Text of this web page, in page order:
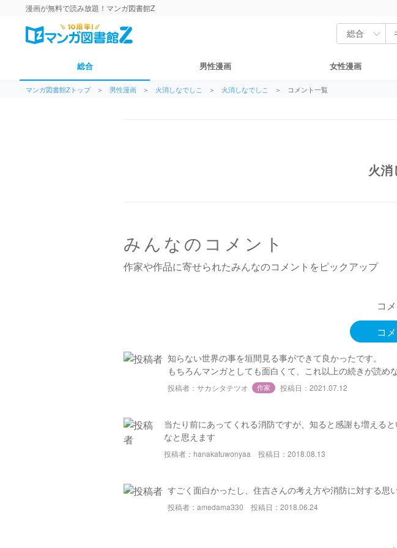
漫画が無料で読み放題！マンガ図書館Z
総合 男性漫画 女性漫画
マンガ図書館Zトップ ＞ 男性漫画 ＞ 火消しなでしこ ＞ 火消しなでしこ ＞ コメント一覧
火消
みんなのコメント
作家や作品に寄せられたみんなのコメントをピックアップ
コ
コ
知らない世界の事を垣間見る事ができて良かったです。
もちろんマンガとしても面白くて、これ以上の続きが読め
投稿者：サカシタテツオ 作家 投稿日：2021.07.12
当たり前にあってくれる消防ですが、知ると感謝も増える
なと思えます
投稿者：hanakatuwonyaa 投稿日：2018.08.13
すごく面白かったし、住吉さんの考え方や消防に対する思
投稿者：amedama330 投稿日：2018.06.24